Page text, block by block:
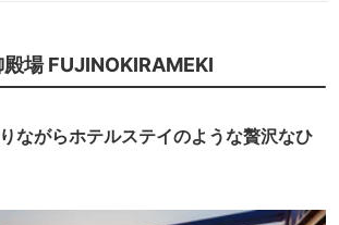
場 FUJINOKIRAMEKI
ながらホテルステイのような贅沢なひ